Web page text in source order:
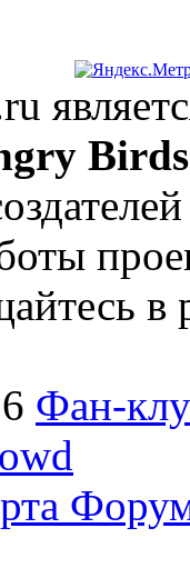
Birds
в
Фан-